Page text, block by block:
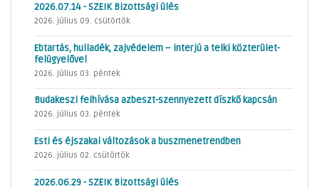
2026.07.14 - SZEIK Bizottsági ülés
2026. július 09. csütörtök
Ebtartás, hulladék, zajvédelem – interjú a telki közterület-
felügyelővel
2026. július 03. péntek
Budakeszi felhívása azbeszt-szennyezett díszkő kapcsán
2026. július 03. péntek
Esti és éjszakai változások a buszmenetrendben
2026. július 02. csütörtök
2026.06.29 - SZEIK Bizottsági ülés